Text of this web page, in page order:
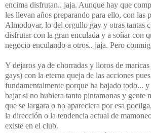
encima disfrutan.. jaja. Aunque hay que
les llevan años preparando para ello, con las
Almodovar, lo del orgullo gay y otras tantas
disfrutar con la gran enculada y a soñar con
negocio enculando a otros.. jaja. Pero
Y dejaros ya de chorradas y lloros de
gays) con la eterna queja de las acciones
fundamentalmente porque ha bajado todo...
bajar si no hubiera tanto pintamonas y gente
que se largara o no apareciera por esa
la dirección o la tendencia actual de
existe en el club.